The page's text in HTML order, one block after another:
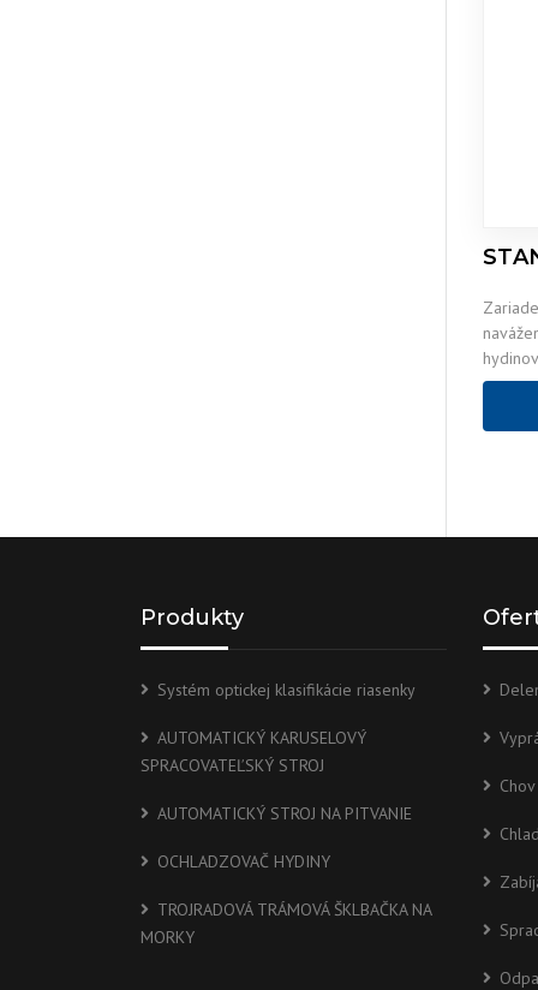
trupov.
Produkty
Systém optickej klasifikácie riasenky
AUTOMATICKÝ KARUSELOVÝ
SPRACOVATEĽSKÝ STROJ
AUTOMATICKÝ STROJ NA PITVANIE
OCHLADZOVAČ HYDINY
TROJRADOVÁ TRÁMOVÁ ŠKLBAČKA NA
MORKY